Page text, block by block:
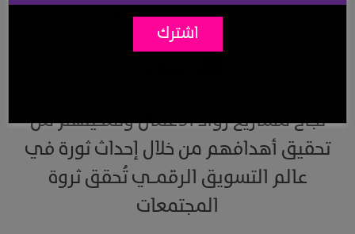
اشترك
والتسويق الرقمـي
نجاح مشاريع رُواد الأعمال وتمكينهم من
تحقيق أهدافهم من خلال إحداث ثورة في
عالم التسويق الرقمـي تُحقق ثروة
المجتمعات